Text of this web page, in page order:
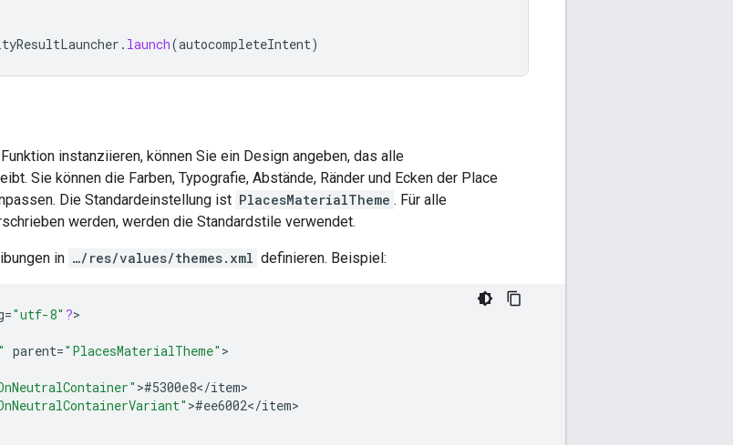
. launch(autocompleteIntent)
instanziieren, können Sie ein Design angeben, das alle
Sie können die Farben, Typografie, Abstände, Ränder und Ecken der Place
Die Standardeinstellung ist PlacesMaterialTheme . Für alle
werden, werden die Standardstile verwendet.
in …/res/values/themes.xml definieren. Beispiel:
="utf-8" ?>
parent="PlacesMaterialTheme"
>#5300e8</item
>#ee6002</item